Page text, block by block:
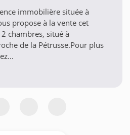
immobilière située à
propose à la vente cet
chambres, situé à
de la Pétrusse.Pour plus